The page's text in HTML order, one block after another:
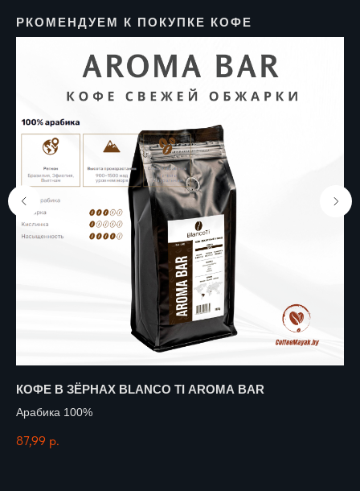
РКОМЕНДУЕМ К ПОКУПКЕ КОФЕ
КОФЕ В ЗЁРНАХ BLANCO TI AROMA BAR
Арабика 100%
87,99 р.